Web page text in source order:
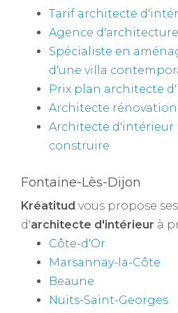
Tarif architecte
Agence
Spécialiste en
d'une villa
Prix plan architecte
Architecte
Architecte d'intérieur
construire
Fontaine-Lès-Dijon
Kréatitud vous propose
d'architecte d'intérieur à
Côte-d'Or
Marsannay-la-Côte
Beaune
Nuits-Saint-Georges